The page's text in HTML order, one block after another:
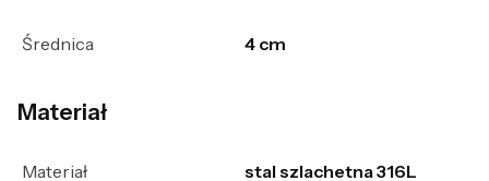
Średnica 4 cm
Materiał
Materiał stal szlachetna 316L